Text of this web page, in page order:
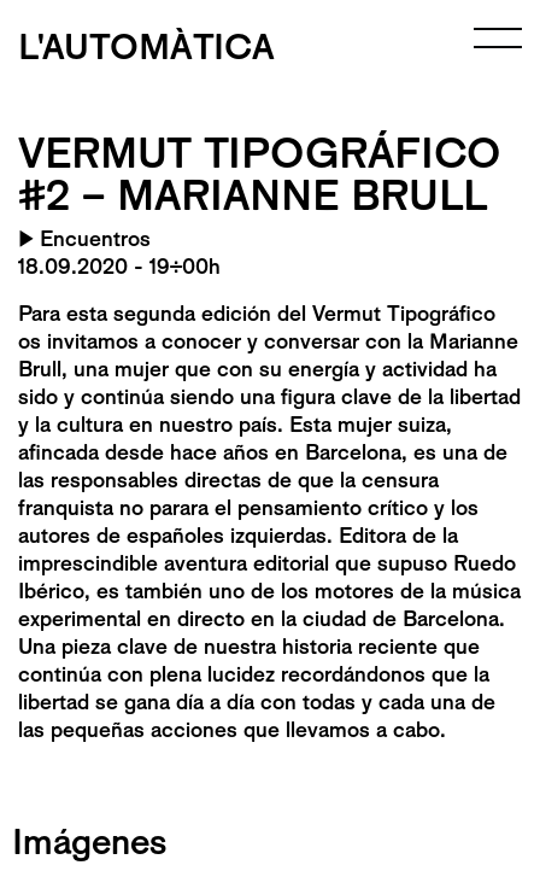
L'AUTOMÀTICA
VERMUT TIPOGRÁFICO
#2 – MARIANNE BRULL
▶ Encuentros
18.09.2020 - 19:00h
Para esta segunda edición del Vermut Tipográfico
os invitamos a conocer y conversar con la Marianne
Brull, una mujer que con su energía y actividad ha
sido y continúa siendo una figura clave de la libertad
y la cultura en nuestro país. Esta mujer suiza,
afincada desde hace años en Barcelona, es una de
las responsables directas de que la censura
franquista no parara el pensamiento crítico y los
autores de españoles izquierdas. Editora de la
imprescindible aventura editorial que supuso Ruedo
Ibérico, es también uno de los motores de la música
experimental en directo en la ciudad de Barcelona.
Una pieza clave de nuestra historia reciente que
continúa con plena lucidez recordándonos que la
libertad se gana día a día con todas y cada una de
las pequeñas acciones que llevamos a cabo.
Imágenes